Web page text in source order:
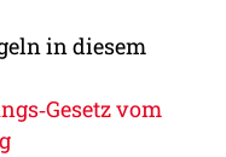
in diesem
vom